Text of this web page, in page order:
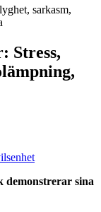
sarkasm,
Stress,
demonstrerar sina